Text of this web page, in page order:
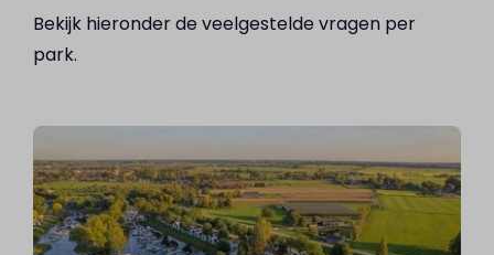
Bekijk hieronder de veelgestelde vragen per
park.